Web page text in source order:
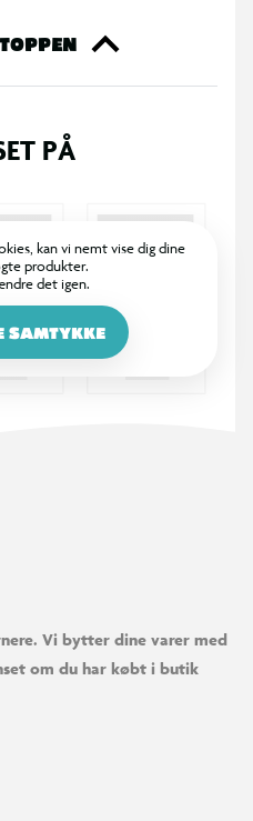
PÅ
kan vi nemt vise dig dine
produkter.
det igen.
SAMTYKKE
Vi bytter dine varer med
om du har købt i butik